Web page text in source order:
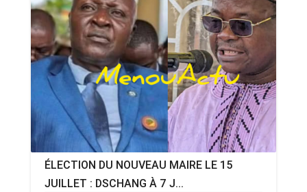
ÉLECTION DU NOUVEAU MAIRE LE 15
JUILLET : DSCHANG À 7 J...